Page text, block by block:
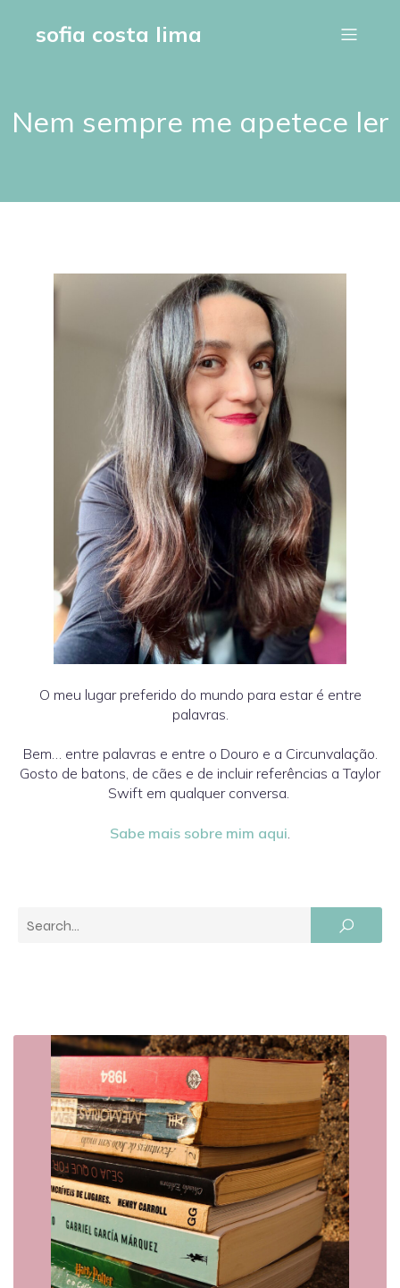
sofia costa lima
Nem sempre me apetece ler
O meu lugar preferido do mundo para estar é entre
palavras.
Bem… entre palavras e entre o Douro e a Circunvalação.
Gosto de batons, de cães e de incluir referências a Taylor
Swift em qualquer conversa.
Sabe mais sobre mim aqui.